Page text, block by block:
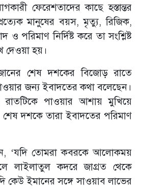
ফেরেশতাদের কাছে হস্তান্তর
মানুষের বয়স, মৃত্যু, রিজিক,
ও পরিমাণ নির্দিষ্ট করে তা সংশ্লিষ্ট
দেওয়া হয়।
শেষ দশকের বিজোড় রাতে
জন্য ইবাদতের কথা বলেছেন।
রাতটিকে পাওয়ার আশায় মুখিয়ে
দশকে তারা ইবাদতের পরিমাণ
‘যদি তোমরা কবরকে আলোকময়
লাইলাতুল কদরে জাগ্রত থেকে
কেউ ইমানের সঙ্গে সাওয়াব লাভের